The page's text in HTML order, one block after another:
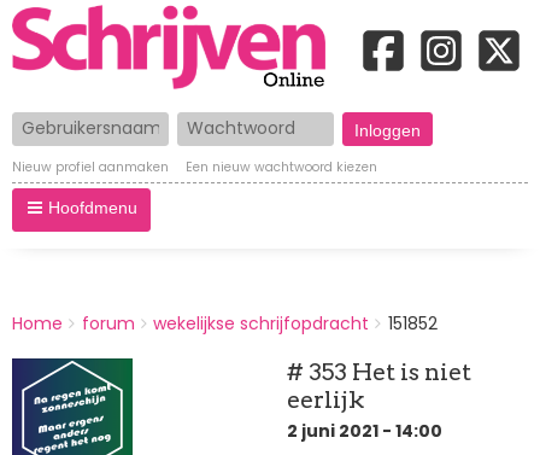
Gebruikersnaam Wachtwoord
Nieuw profiel aanmaken Een nieuw wachtwoord kiezen
Hoofdmenu
BREADCRUMBS
You
here:
Home forum wekelijkse schrijfopdracht 151852
# 353 Het is niet
eerlijk
2 juni 2021 - 14:00